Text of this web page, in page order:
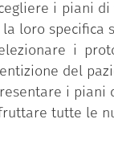
i piani
la loro specifica
i
del
i piani
tutte le